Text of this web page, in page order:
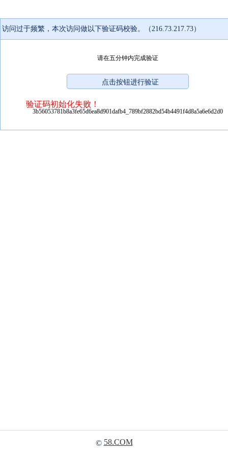
访问过于频繁，本次访问做以下验证码校验。（216.73.217.73）
请在五分钟内完成验证
验证码初始化失败！
3b56053781b8a3fe65d6ea8d901dafb4_789bf2882bd54b4491f4d8a5a6e6d2d0
© 58.COM